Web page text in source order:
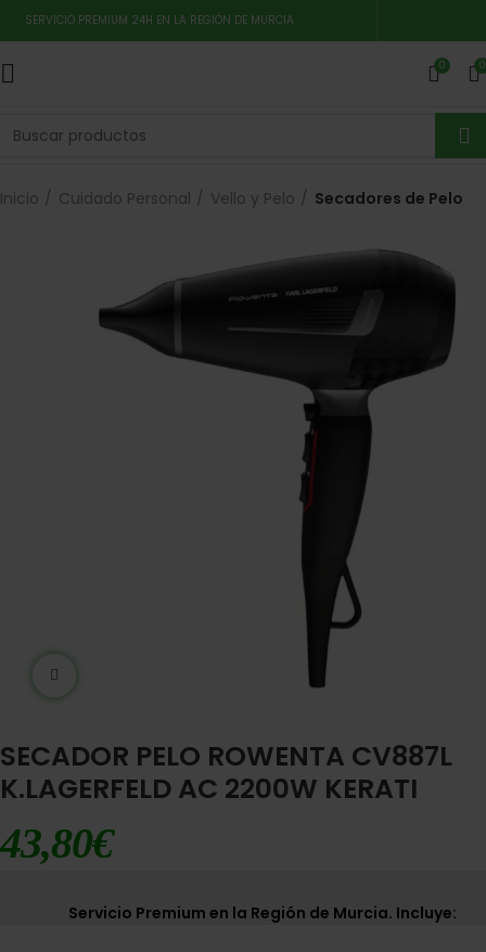
SERVICIO PREMIUM 24H EN LA REGIÓN DE MURCIA
0 0
Inicio Cuidado Personal Vello y Pelo Secadores de Pelo
SECADOR PELO ROWENTA CV887L
K.LAGERFELD AC 2200W KERATI
43,80€
Servicio Premium en la Región de Murcia. Incluye: